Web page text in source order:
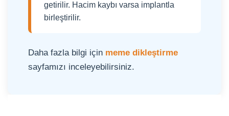
getirilir. Hacim kaybı varsa implantla
birleştirilir.
Daha fazla bilgi için meme dikleştirme
sayfamızı inceleyebilirsiniz.